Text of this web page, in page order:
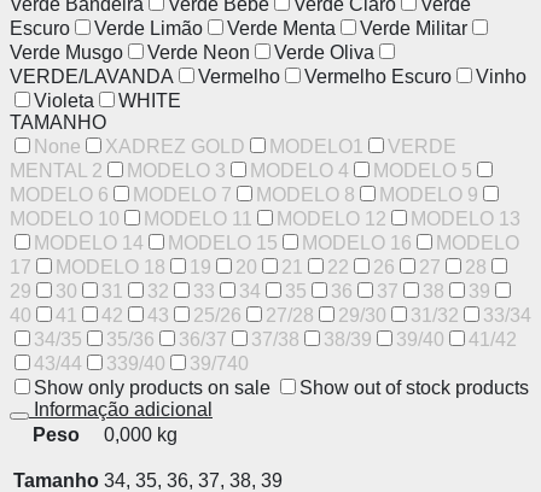
Escuro
Verde Limão Verde Menta
Verde Militar
Verde Musgo
Verde Neon
Verde Oliva
VERDE/LAVANDA
Vermelho Vermelho Escuro
Vinho
Violeta
WHITE
TAMANHO
None
XADREZ GOLD MODELO1
VERDE
MENTAL 2
MODELO 3 MODELO 4
MODELO 5
MODELO 6
MODELO 7 MODELO 8
MODELO 9
MODELO 10
MODELO 11 MODELO 12
MODELO 13
MODELO 14
MODELO 15 MODELO 16
MODELO
17
MODELO 18 19 20 21 22 26 27
28
29
30 31 32 33 34 35 36 37 38
39
40
41 42 43 25/26 27/28 29/30 31/32
33/34
34/35
35/36 36/37 37/38 38/39 39/40
41/42
43/44
339/40
39/740
Show only products on sale
Show out of stock products
Informação adicional
Peso
0,000 kg
Tamanho 34, 35, 36, 37, 38, 39